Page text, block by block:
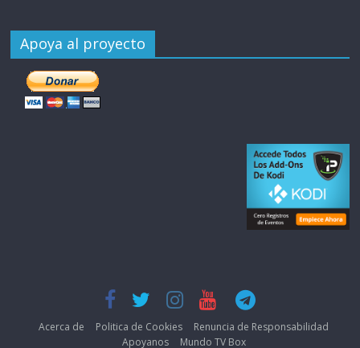
Apoya al proyecto
Acerca de Politica de Cookies
Renuncia de Responsabilidad
Apoyanos
Mundo TV Box